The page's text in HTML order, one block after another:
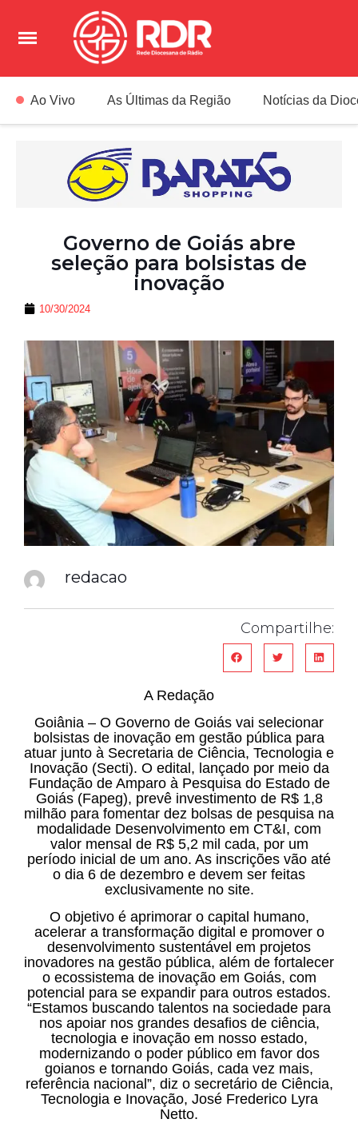
Ao Vivo As Últimas da Região Notícias da
Governo de Goiás abre
seleção para bolsistas de
inovação
10/30/2024
redacao
Compartilhe:
A Redação
Goiânia – O Governo de Goiás vai selecionar
bolsistas de inovação em gestão pública para
atuar junto à Secretaria de Ciência, Tecnologia e
Inovação (Secti). O edital, lançado por meio da
Fundação de Amparo à Pesquisa do Estado de
Goiás (Fapeg), prevê investimento de R$ 1,8
milhão para fomentar dez bolsas de pesquisa na
modalidade Desenvolvimento em CT&I, com
valor mensal de R$ 5,2 mil cada, por um
período inicial de um ano. As inscrições vão até
o dia 6 de dezembro e devem ser feitas
exclusivamente no site.
O objetivo é aprimorar o capital humano,
acelerar a transformação digital e promover o
desenvolvimento sustentável em projetos
inovadores na gestão pública, além de fortalecer
o ecossistema de inovação em Goiás, com
potencial para se expandir para outros estados.
“Estamos buscando talentos na sociedade para
nos apoiar nos grandes desafios de ciência,
tecnologia e inovação em nosso estado,
modernizando o poder público em favor dos
goianos e tornando Goiás, cada vez mais,
referência nacional”, diz o secretário de Ciência,
Tecnologia e Inovação, José Frederico Lyra
Netto.